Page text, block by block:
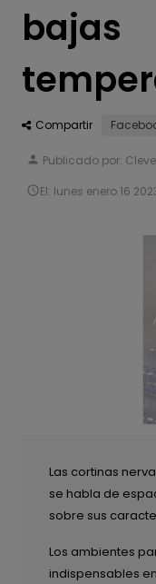
bajas
Compartir
person Publicado por:
El: lunes enero 16
Las cortinas
se habla de
sobre sus
Los ambientes
indispensables